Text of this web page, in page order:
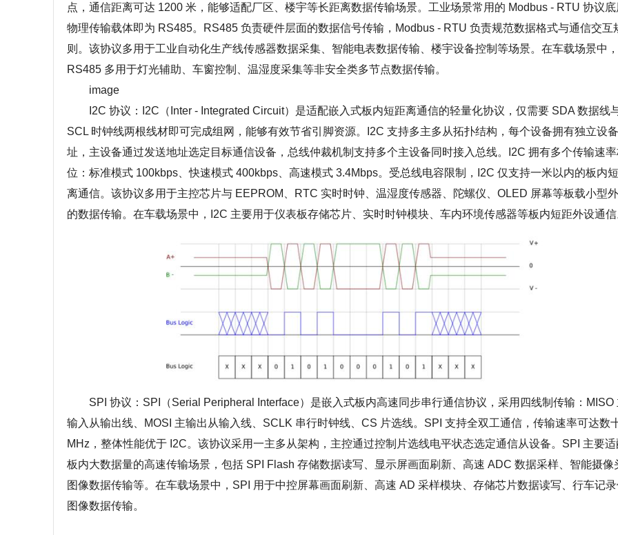
点，通信距离可达 1200 米，能够适配厂区、楼宇等长距离数据传输场景。工业场景常用的 Modbus - RTU 协议底
物理传输载体即为 RS485。RS485 负责硬件层面的数据信号传输，Modbus - RTU 负责规范数据格式与通信交互
则。该协议多用于工业自动化生产线传感器数据采集、智能电表数据传输、楼宇设备控制等场景。在车载场景中，
RS485 多用于灯光辅助、车窗控制、温湿度采集等非安全类多节点数据传输。
image
I2C 协议：I2C（Inter - Integrated Circuit）是适配嵌入式板内短距离通信的轻量化协议，仅需要 SDA 数据线
SCL 时钟线两根线材即可完成组网，能够有效节省引脚资源。I2C 支持多主多从拓扑结构，每个设备拥有独立设
址，主设备通过发送地址选定目标通信设备，总线仲裁机制支持多个主设备同时接入总线。I2C 拥有多个传输速率
位：标准模式 100kbps、快速模式 400kbps、高速模式 3.4Mbps。受总线电容限制，I2C 仅支持一米以内的板内
离通信。该协议多用于主控芯片与 EEPROM、RTC 实时时钟、温湿度传感器、陀螺仪、OLED 屏幕等板载小型
的数据传输。在车载场景中，I2C 主要用于仪表板存储芯片、实时时钟模块、车内环境传感器等板内短距外设通信
SPI 协议：SPI（Serial Peripheral Interface）是嵌入式板内高速同步串行通信协议，采用四线制传输：MISO
输入从输出线、MOSI 主输出从输入线、SCLK 串行时钟线、CS 片选线。SPI 支持全双工通信，传输速率可达数
MHz，整体性能优于 I2C。该协议采用一主多从架构，主控通过控制片选线电平状态选定通信从设备。SPI 主要适
板内大数据量的高速传输场景，包括 SPI Flash 存储数据读写、显示屏画面刷新、高速 ADC 数据采样、智能摄像
图像数据传输等。在车载场景中，SPI 用于中控屏幕画面刷新、高速 AD 采样模块、存储芯片数据读写、行车记录
图像数据传输。